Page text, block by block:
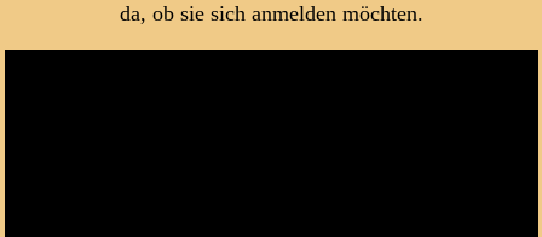
da, ob sie sich anmelden möchten.